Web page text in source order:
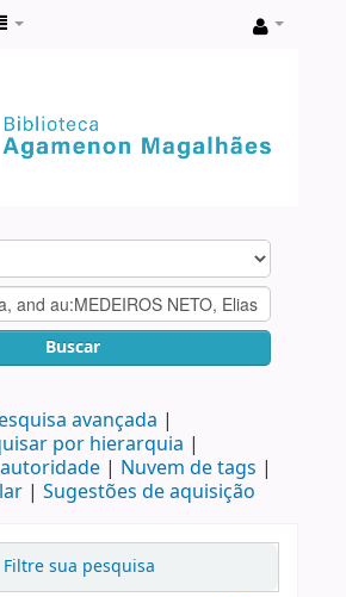
Buscar
avançada
por hierarquia
Nuvem de tags
Sugestões de aquisição
Filtre sua pesquisa